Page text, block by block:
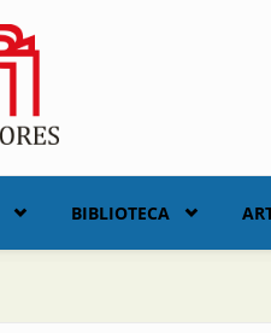
BIBLIOTECA